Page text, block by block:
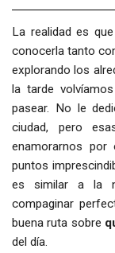
La realidad es
conocerla tanto
explorando los
la tarde
pasear. No le
ciudad, pero
enamorarnos
puntos
es similar a la
compaginar
buena ruta sobre
del día.